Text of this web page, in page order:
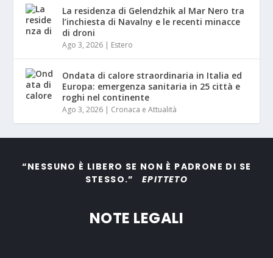
La residenza di Gelendzhik al Mar Nero tra
l’inchiesta di Navalny e le recenti minacce
di droni
Ago 3, 2026 | Estero
Ondata di calore straordinaria in Italia ed
Europa: emergenza sanitaria in 25 città e
roghi nel continente
Ago 3, 2026 | Cronaca e Attualità
“NESSUNO È LIBERO SE NON È PADRONE DI SE
STESSO.”EPITTETO
NOTE LEGALI